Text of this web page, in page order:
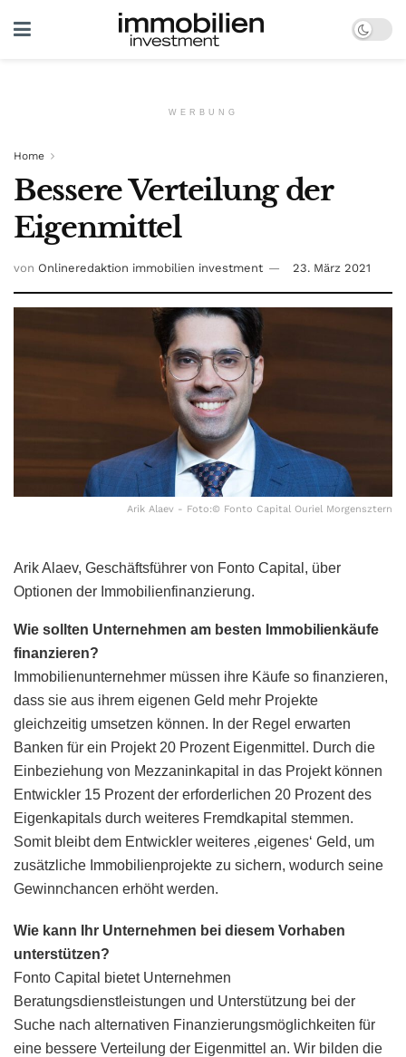
WERBUNG
Home
Bessere Verteilung der
Eigenmittel
von Onlineredaktion immobilien investment 23. März 2021
Arik Alaev - Foto:© Fonto Capital Ouriel Morgensztern
Arik Alaev, Geschäftsführer von Fonto Capital, über
Optionen der Immobilienfinanzierung.
Wie sollten Unternehmen am besten Immobilienkäufe
finanzieren?
Immobilienunternehmer müssen ihre Käufe so finanzieren,
dass sie aus ihrem eigenen Geld mehr Projekte
gleichzeitig umsetzen können. In der Regel erwarten
Banken für ein Projekt 20 Prozent Eigenmittel. Durch die
Einbeziehung von Mezzaninkapital in das Projekt können
Entwickler 15 Prozent der erforderlichen 20 Prozent des
Eigenkapitals durch weiteres Fremdkapital stemmen.
Somit bleibt dem Entwickler weiteres ‚eigenes‘ Geld, um
zusätzliche Immobilienprojekte zu sichern, wodurch seine
Gewinnchancen erhöht werden.
Wie kann Ihr Unternehmen bei diesem Vorhaben
unterstützen?
Fonto Capital bietet Unternehmen
Beratungsdienstleistungen und Unterstützung bei der
Suche nach alternativen Finanzierungsmöglichkeiten für
eine bessere Verteilung der Eigenmittel an. Wir bilden die